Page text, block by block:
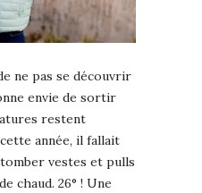
ne pas se découvrir
envie de sortir
restent
année, il fallait
vestes et pulls
chaud. 26° ! Une